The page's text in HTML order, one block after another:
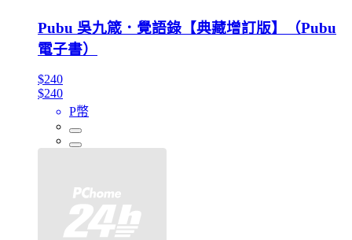
Pubu 吳九箴．覺語錄【典藏增訂版】（Pubu
電子書）
$240
$240
P幣